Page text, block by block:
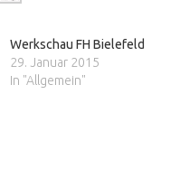
Werkschau FH Bielefeld
29. Januar 2015
In "Allgemein"